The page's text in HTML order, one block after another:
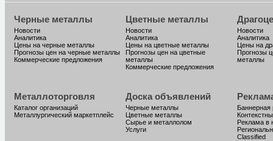
Черные металлы
Новости
Аналитика
Цены на черные металлы
Прогнозы цен на черные металлы
Коммерческие предложения
Цветные металлы
Новости
Аналитика
Цены на цветные металлы
Прогнозы цен на цветные
металлы
Коммерческие предложения
Новости
Аналитика
Цены на
Прогнозы
металлы
Металлоторговля
Каталог организаций
Металлургический маркетплейс
Доска объявлений
Черные металлы
Цветные металлы
Сырье и металлолом
Услуги
Баннерная
Реклама в
Classified